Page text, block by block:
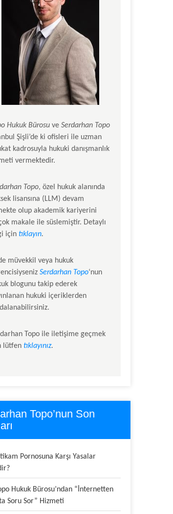
Hukuk Bürosu veSerdarhan Topo
Şişli’de ki ofisleri ile uzman
kadrosuyla hukuki danışmanlık
vermektedir.
Topo, özel hukuk alanında
lisansına (LLM) devam
olup akademik kariyerini
makale ile süslemiştir. Detaylı
için tıklayın.
müvekkil veya hukuk
Serdarhan Topo‘nun
blogunu takip ederek
hukuki içeriklerden
Topo ile iletişime geçmek
lütfen tıklayınız.
Topo’nun Son
Pornosuna Karşı Yasalar
Hukuk Bürosu’ndan “İnternetten
Soru Sor” Hizmeti